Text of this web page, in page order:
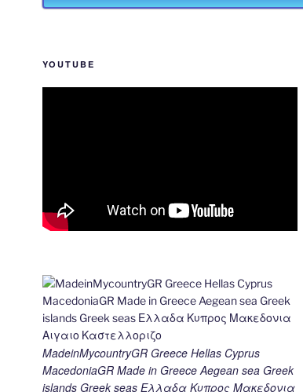
YOUTUBE
MadeinMycountryGR Greece Hellas Cyprus
MacedoniaGR Made in Greece Aegean sea Greek
islands Greek seas Ελλαδα Κυπρος Μακεδονια